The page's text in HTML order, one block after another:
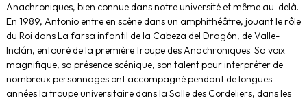
Anachroniques, bien connue dans notre université et même au-delà.
En 1989, Antonio entre en scène dans un amphithéâtre, jouant le rôle
du Roi dans La farsa infantil de la Cabeza del Dragón, de Valle-
Inclán, entouré de la première troupe des Anachroniques. Sa voix
magnifique, sa présence scénique, son talent pour interpréter de
nombreux personnages ont accompagné pendant de longues
années la troupe universitaire dans la Salle des Cordeliers, dans les